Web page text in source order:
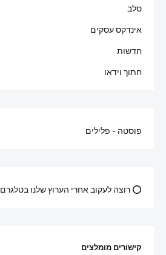
סלב
אינדקס עסקים
חדשות
חתוך וידאו
פוסטה - פלילים
⭕ רוצה לעקוב אחרי הערוץ שלנו בטלגרם
קישורים מומלצים